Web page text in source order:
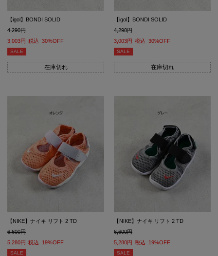
【igol】BONDI SOLID
4,290
3,003
税込 30%OFF
SALE
在庫切れ
【igol】BONDI SOLID
4,290
3,003
税込 30%OFF
SALE
在庫切れ
【NIKE】ナイキ リフト 2 TD
6,600
5,280
税込 19%OFF
SALE
【NIKE】ナイキ リフト 2 TD
6,600
5,280
税込 19%OFF
SALE